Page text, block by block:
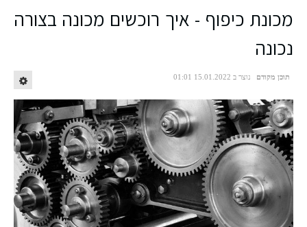
מכונת כיפוף - איך רוכשים מכונה בצורה
נכונה
תוכן מקודם נוצר ב 15.01.2022 01:01